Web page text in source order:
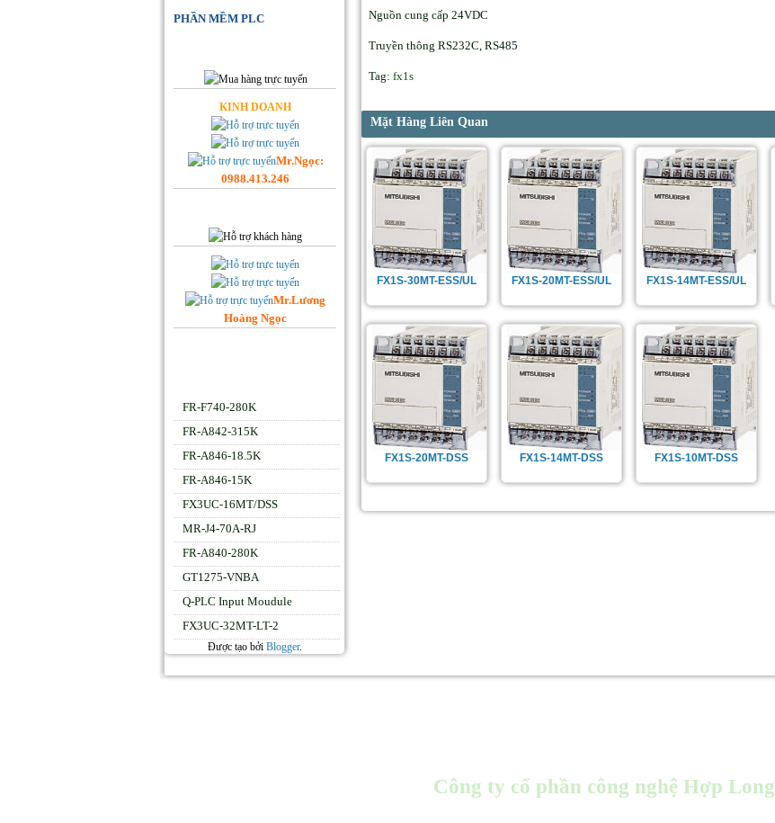
Nguồn cung cấp 24VDC
Truyền thông RS232C, RS485
Tag: fx1s
Mặt Hàng Liên Quan
FX1S-30MT-ESS/UL FX1S-20MT-ESS/UL FX1S-14MT-ESS/UL
FX1S-20MT-DSS FX1S-14MT-DSS FX1S-10MT-DSS
PHẦN MỀM PLC
KINH DOANH
Mr.Ngọc:
0988.413.246
Mr.Lương
Hoàng Ngọc
FR-F740-280K
FR-A842-315K
FR-A846-18.5K
FR-A846-15K
FX3UC-16MT/DSS
MR-J4-70A-RJ
FR-A840-280K
GT1275-VNBA
Q-PLC Input Moudule
FX3UC-32MT-LT-2
Được tạo bởi Blogger.
Công ty cổ phần công nghệ Hợp Long